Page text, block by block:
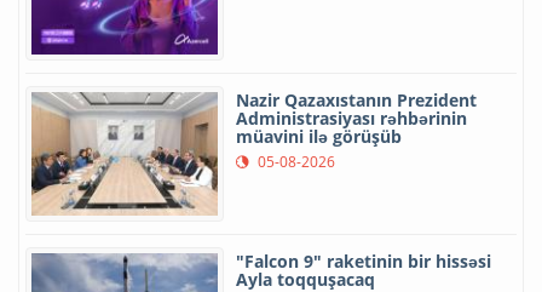
Nazir Qazaxıstanın Prezident
Administrasiyası rəhbərinin
müavini ilə görüşüb
05-08-2026
"Falcon 9" raketinin bir hissəsi
Ayla toqquşacaq